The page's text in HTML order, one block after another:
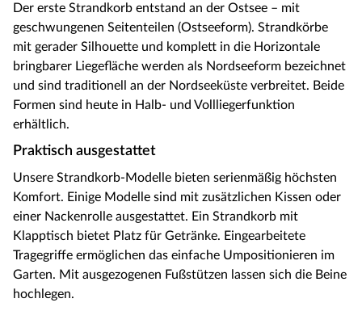
Der erste Strandkorb entstand an der Ostsee – mit
geschwungenen Seitenteilen (Ostseeform). Strandkörbe
mit gerader Silhouette und komplett in die Horizontale
bringbarer Liegefläche werden als Nordseeform bezeichnet
und sind traditionell an der Nordseeküste verbreitet. Beide
Formen sind heute in Halb- und Vollliegerfunktion
erhältlich.
Praktisch ausgestattet
Unsere Strandkorb-Modelle bieten serienmäßig höchsten
Komfort. Einige Modelle sind mit zusätzlichen Kissen oder
einer Nackenrolle ausgestattet. Ein Strandkorb mit
Klapptisch bietet Platz für Getränke. Eingearbeitete
Tragegriffe ermöglichen das einfache Umpositionieren im
Garten. Mit ausgezogenen Fußstützen lassen sich die Beine
hochlegen.